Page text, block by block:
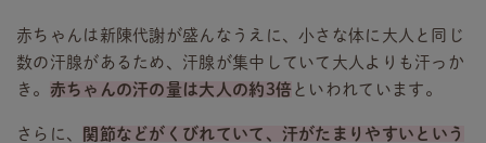
赤ちゃんは新陳代謝が盛んなうえに、小さな体に大人と同じ
数の汗腺があるため、汗腺が集中していて大人よりも汗っか
き。 赤ちゃんの汗の量は大人の約3倍 といわれています。
さらに、 関節などがくびれていて、汗がたまりやすいという